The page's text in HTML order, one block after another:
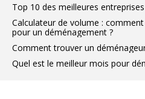
Top 10 des meilleures
Calculateur de volume :
pour un déménagement ?
Comment trouver un
Quel est le meilleur mois pour